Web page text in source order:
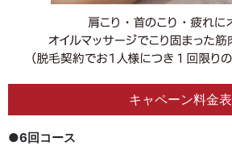
キャペーン料金表
●6回コース